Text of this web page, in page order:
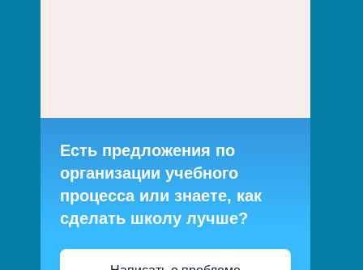
Есть предложения по
организации учебного
процесса или знаете, как
сделать школу лучше?